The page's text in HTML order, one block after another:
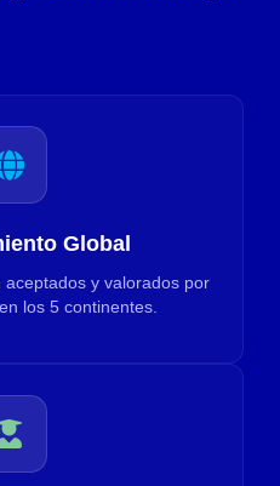
Global
aceptados y valorados por
los 5 continentes.